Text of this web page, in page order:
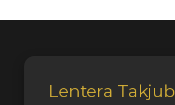
Lentera Takjub